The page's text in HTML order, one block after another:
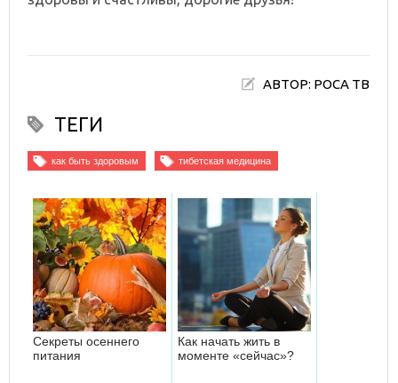
АВТОР: РОСА ТВ
ТЕГИ
как быть здоровым тибетская медицина
Секреты осеннего
питания
Как начать жить в
моменте «сейчас»?